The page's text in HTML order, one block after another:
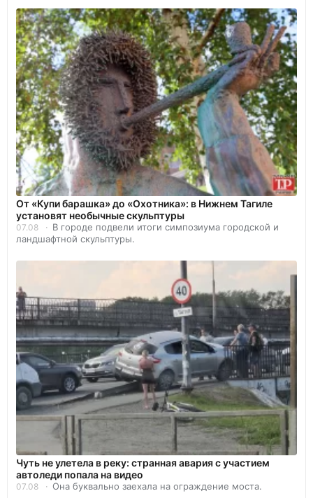
От «Купи барашка» до «Охотника»: в Нижнем Тагиле
установят необычные скульптуры
07.08
В городе подвели итоги симпозиума городской и
ландшафтной скульптуры.
Чуть не улетела в реку: странная авария с участием
автоледи попала на видео
07.08 Она буквально заехала на ограждение моста.